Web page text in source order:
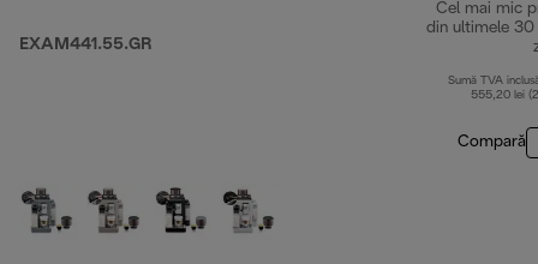
EXAM441.55.GR
Cel mai mic
din ultimele 30
Sumă TVA
555,20 lei
Compară